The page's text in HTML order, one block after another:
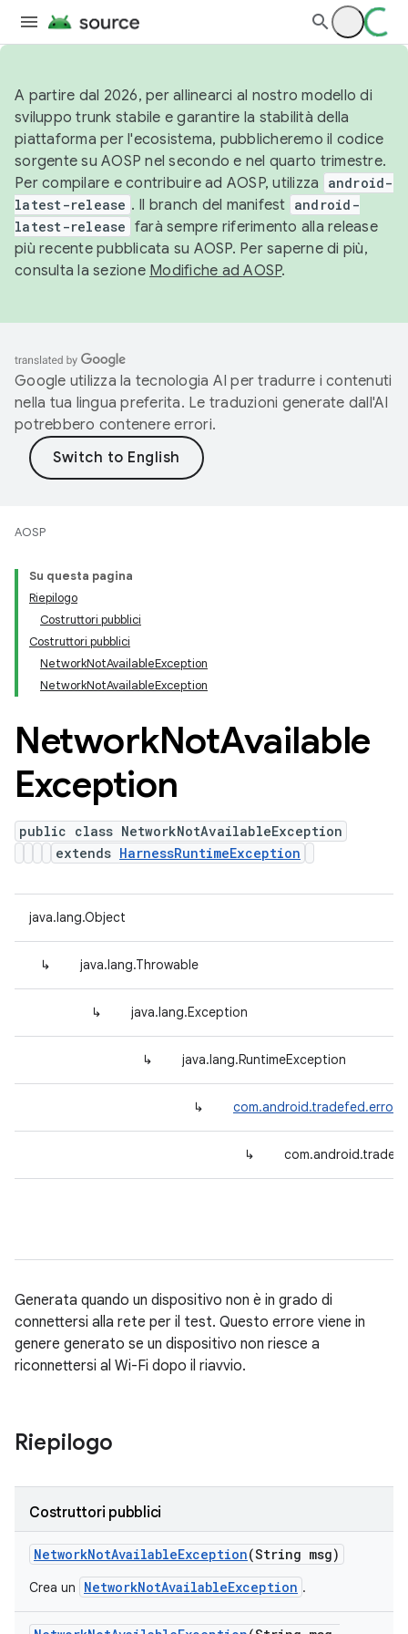
A partire dal 2026, per allinearci al nostro modello di
sviluppo trunk stabile e garantire la stabilità della
piattaforma per l'ecosistema, pubblicheremo il codice
sorgente su AOSP nel secondo e nel quarto trimestre.
Per compilare e contribuire ad AOSP, utilizza
android-
latest-release . Il branch del manifest android-
latest-release farà sempre riferimento alla release
più recente pubblicata su AOSP. Per saperne di più,
consulta la sezione Modifiche ad AOSP.
Google utilizza la tecnologia AI per tradurre i contenuti
nella tua lingua preferita. Le traduzioni generate dall'AI
potrebbero contenere errori.
AOSP
Su questa pagina
Riepilogo
Costruttori pubblici
Costruttori pubblici
NetworkNotAvailableException
NetworkNotAvailableException
NetworkNotAvailable
Exception
public class NetworkNotAvailableException
extends HarnessRuntimeException
java.lang.Object
↳ java.lang.Throwable
↳ java.lang.Exception
↳ java.lang.RuntimeException
↳
↳
Generata quando un dispositivo non è in grado di
connettersi alla rete per il test. Questo errore viene in
genere generato se un dispositivo non riesce a
riconnettersi al Wi-Fi dopo il riavvio.
Riepilogo
Costruttori pubblici
NetworkNotAvailableException(String msg)
Crea un NetworkNotAvailableException .